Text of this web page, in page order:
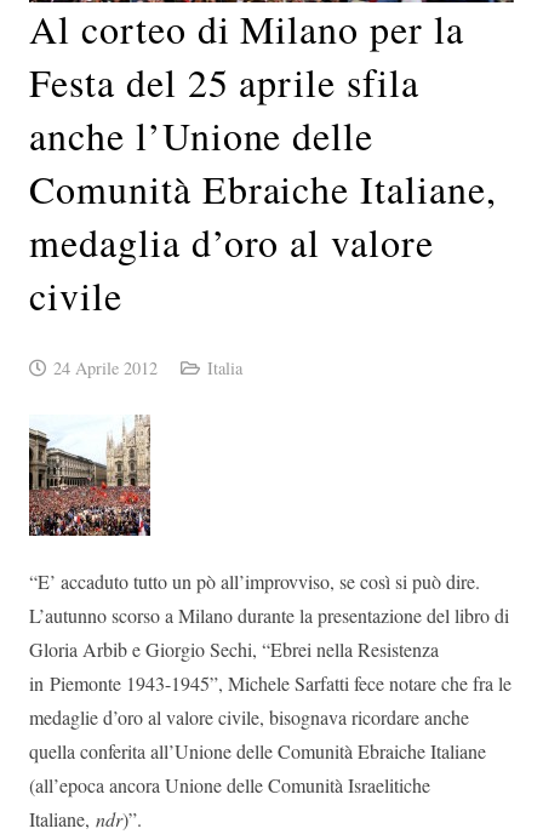
Al corteo di Milano per la
Festa del 25 aprile sfila
anche l’Unione delle
Comunità Ebraiche Italiane,
medaglia d’oro al valore
civile
24 Aprile 2012 Italia
“E’ accaduto tutto un pò all’improvviso, se così si può dire.
L’autunno scorso a Milano durante la presentazione del libro di
Gloria Arbib e Giorgio Sechi, “Ebrei nella Resistenza
in Piemonte 1943-1945”, Michele Sarfatti fece notare che fra le
medaglie d’oro al valore civile, bisognava ricordare anche
quella conferita all’Unione delle Comunità Ebraiche Italiane
(all’epoca ancora Unione delle Comunità Israelitiche
Italiane, ndr)”.